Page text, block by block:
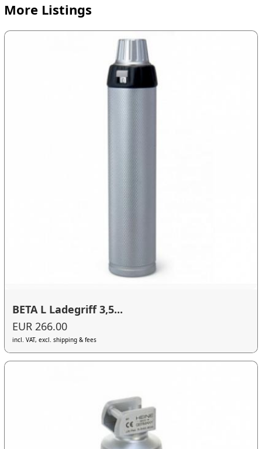
More Listings
BETA L Ladegriff 3,5...
EUR 266.00
incl. VAT, excl. shipping & fees